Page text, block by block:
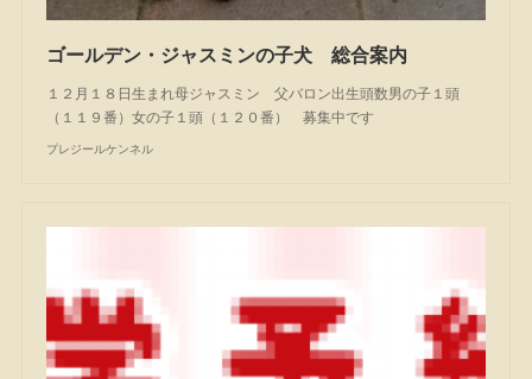
ゴールデン・ジャスミンの子犬 総合案内
１２月１８日生まれ母ジャスミン 父バロン出生頭数男の子１頭
（１１９番）女の子１頭（１２０番） 募集中です
プレジールケンネル